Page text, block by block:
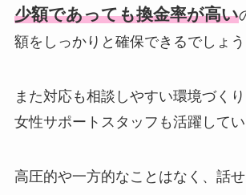
少額であっても換金率が高い
額をしっかりと確保できるでしょう
また対応も相談しやすい環境づくり
女性サポートスタッフも活躍してい
高圧的や一方的なことはなく、話